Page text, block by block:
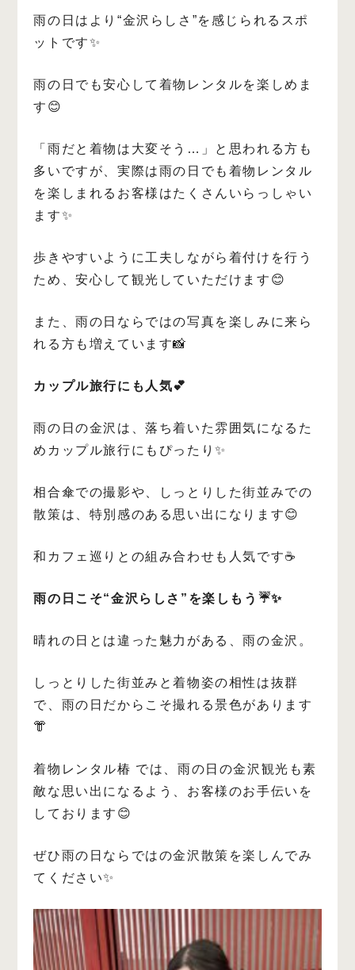
雨の日はより“金沢らしさ”を感じられるスポ
ットです✨
雨の日でも安心して着物レンタルを楽しめま
す😊
「雨だと着物は大変そう…」と思われる方も
多いですが、実際は雨の日でも着物レンタル
を楽しまれるお客様はたくさんいらっしゃい
ます✨
歩きやすいように工夫しながら着付けを行う
ため、安心して観光していただけます😊
また、雨の日ならではの写真を楽しみに来ら
れる方も増えています📸
カップル旅行にも人気💕
雨の日の金沢は、落ち着いた雰囲気になるた
めカップル旅行にもぴったり✨
相合傘での撮影や、しっとりした街並みでの
散策は、特別感のある思い出になります😊
和カフェ巡りとの組み合わせも人気です☕️
雨の日こそ“金沢らしさ”を楽しもう☔️✨
晴れの日とは違った魅力がある、雨の金沢。
しっとりした街並みと着物姿の相性は抜群
で、雨の日だからこそ撮れる景色があります
👘
着物レンタル椿 では、雨の日の金沢観光も素
敵な思い出になるよう、お客様のお手伝いを
しております😊
ぜひ雨の日ならではの金沢散策を楽しんでみ
てください✨